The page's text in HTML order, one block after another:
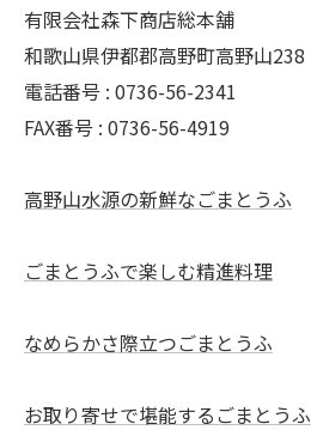
有限会社森下商店総本舗
和歌山県伊都郡高野町高野山238
電話番号 : 0736-56-2341
FAX番号 : 0736-56-4919
高野山水源の新鮮なごまとうふ
ごまとうふで楽しむ精進料理
なめらかさ際立つごまとうふ
お取り寄せで堪能するごまとうふ